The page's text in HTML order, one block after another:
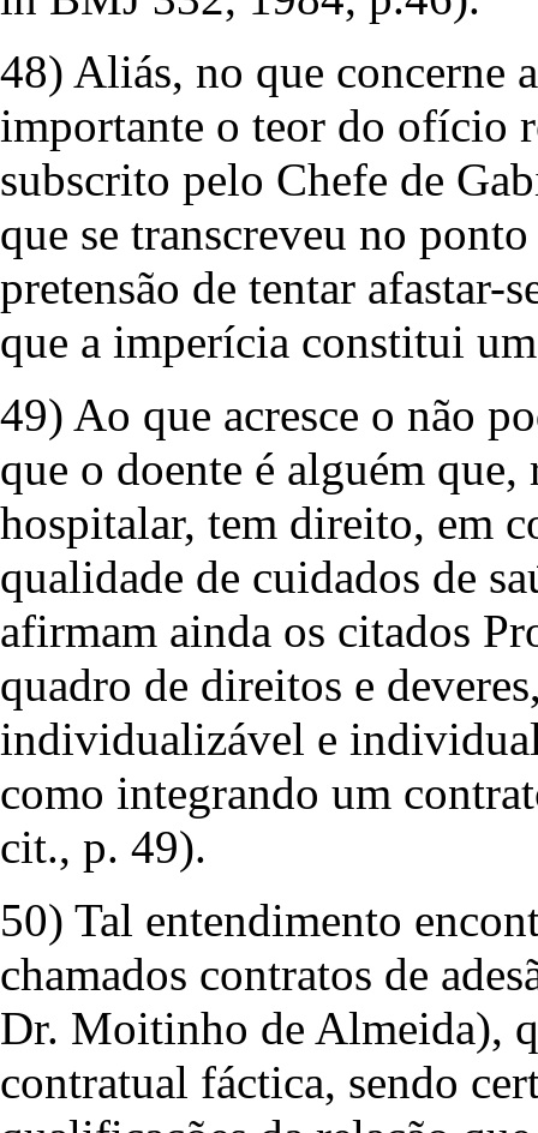
48) Aliás, no que concerne
importante o teor do ofício
subscrito pelo Chefe de
que se transcreveu no
pretensão de tentar afastar-
que a imperícia constitui
49) Ao que acresce o não
que o doente é alguém
hospitalar, tem direito, em
qualidade de cuidados de
afirmam ainda os citados
quadro de direitos e
individualizável e
como integrando um
cit., p. 49).
50) Tal entendimento
chamados contratos de
Dr. Moitinho de Almeida),
contratual fáctica, sendo